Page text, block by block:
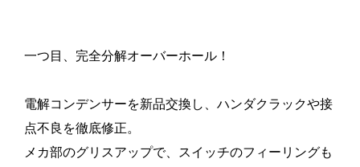
一つ目、完全分解オーバーホール！
電解コンデンサーを新品交換し、ハンダクラックや接
点不良を徹底修正。
メカ部のグリスアップで、スイッチのフィーリングも